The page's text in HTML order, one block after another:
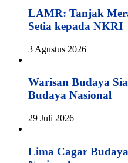
LAMR: Tanjak
Setia kepada NKRI
3 Agustus 2026
Warisan Budaya
Budaya Nasional
29 Juli 2026
Lima Cagar